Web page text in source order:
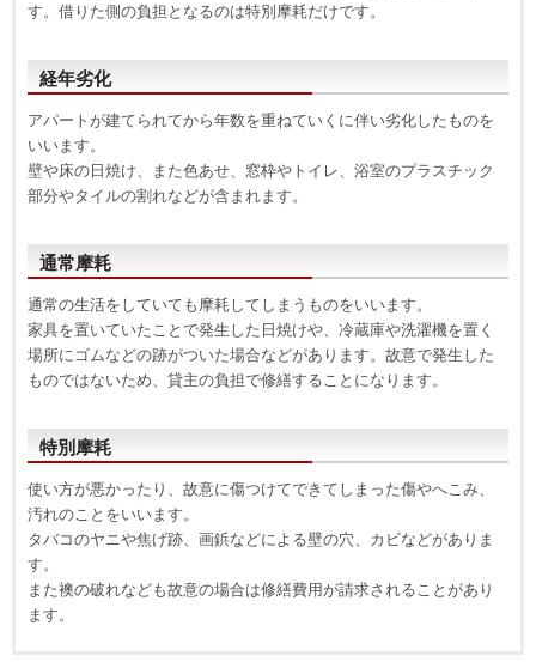
す。借りた側の負担となるのは特別摩耗だけです。
経年劣化
アパートが建てられてから年数を重ねていくに伴い劣化したものを
いいます。
壁や床の日焼け、また色あせ、窓枠やトイレ、浴室のプラスチック
部分やタイルの割れなどが含まれます。
通常摩耗
通常の生活をしていても摩耗してしまうものをいいます。
家具を置いていたことで発生した日焼けや、冷蔵庫や洗濯機を置く
場所にゴムなどの跡がついた場合などがあります。故意で発生した
ものではないため、貸主の負担で修繕することになります。
特別摩耗
使い方が悪かったり、故意に傷つけてできてしまった傷やへこみ、
汚れのことをいいます。
タバコのヤニや焦げ跡、画鋲などによる壁の穴、カビなどがありま
す。
また襖の破れなども故意の場合は修繕費用が請求されることがあり
ます。